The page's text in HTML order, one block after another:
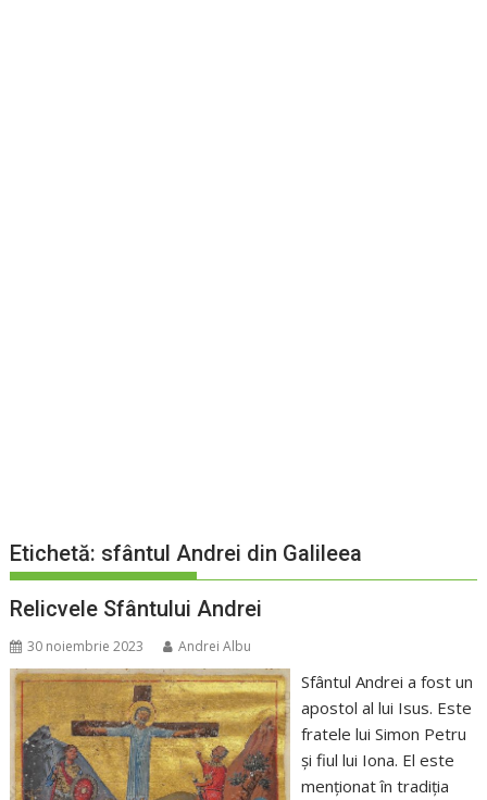
Etichetă: sfântul Andrei din Galileea
Relicvele Sfântului Andrei
30 noiembrie 2023 Andrei Albu
Sfântul Andrei a fost un
apostol al lui Isus. Este
fratele lui Simon Petru
și fiul lui Iona. El este
menționat în tradiția